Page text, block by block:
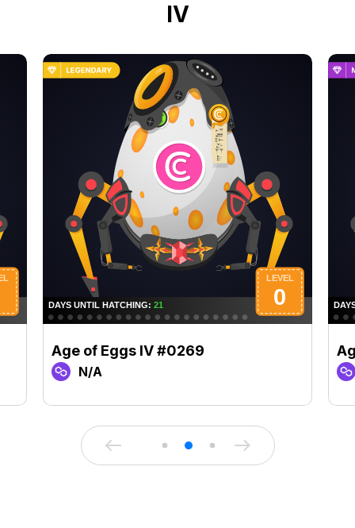
IV
Age of Eggs IV #0269
N/A